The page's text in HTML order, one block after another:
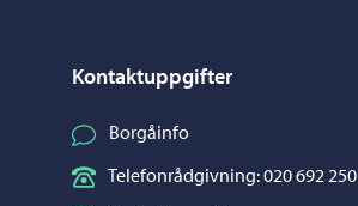
Kontaktuppgifter
Borgåinfo
Telefonrådgivning: 020 692 250